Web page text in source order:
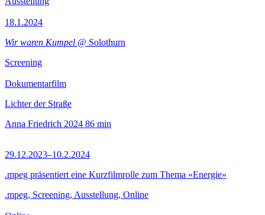
18.1.2024
Wir waren Kumpel @ Solothurn
Screening
Dokumentarfilm
Lichter der Straße
Anna Friedrich 2024 86 min
29.12.2023–10.2.2024
.mpeg präsentiert eine Kurzfilmrolle zum Thema «Energie»
.mpeg, Screening, Ausstellung, Online